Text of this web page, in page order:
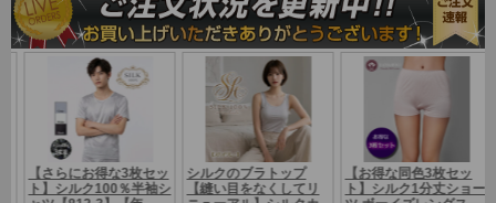
☆.゜,.,;°♪。,,.;‘☆.゜,.,;°♪。,,.;‘☆.゜,.,;°♪。,,.;‘☆.゜,.,;°♪☆.゜,.,;
°♪。,,.;‘☆.゜,.,;°♪。,,.;‘
素材 絹100％（フィラメントシルク）